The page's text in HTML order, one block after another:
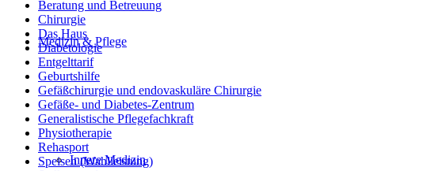
Medizin & Pflege
Innere Medizin
Beratung und Betreuung
Chirurgie
Das Haus
Diabetologie
Entgelttarif
Geburtshilfe
Gefäßchirurgie und endovaskuläre Chirurgie
Gefäße- und Diabetes-Zentrum
Generalistische Pflegefachkraft
Physiotherapie
Rehasport
Speisen (Wahlleistung)